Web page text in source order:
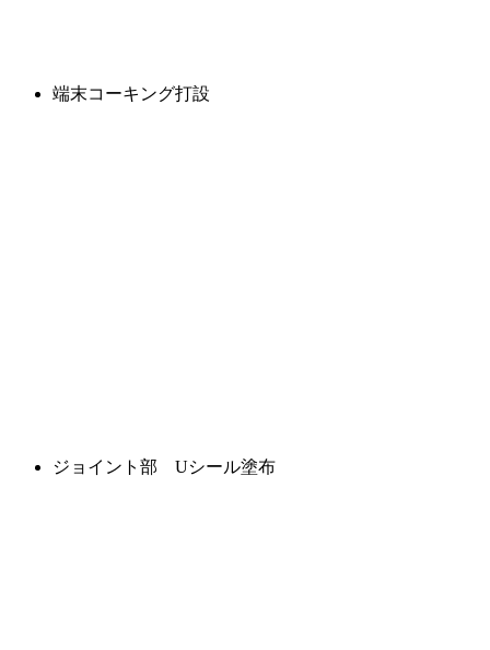
端末コーキング打設
ジョイント部 Uシール塗布